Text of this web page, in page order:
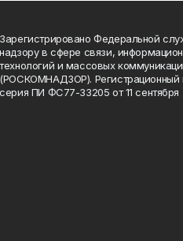
Зарегистрировано Федеральной
надзору в сфере связи,
технологий и массовых
(РОСКОМНАДЗОР). Регистрационный
серия ПИ ФС77-33205 от 11 сентября